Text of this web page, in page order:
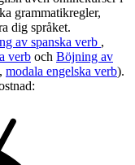
grammatikregler,
dig språket.
av spanska verb ,
verb och Böjning av
, modala engelska verb).